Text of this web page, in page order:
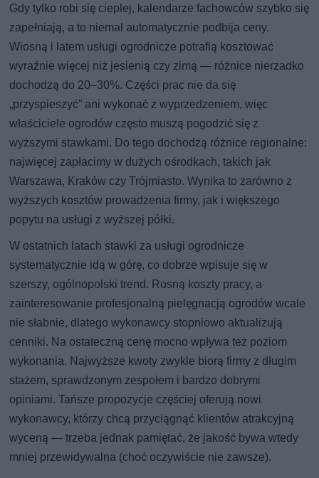
Gdy tylko robi się cieplej, kalendarze fachowców szybko się
zapełniają, a to niemal automatycznie podbija ceny.
Wiosną i latem usługi ogrodnicze potrafią kosztować
wyraźnie więcej niż jesienią czy zimą — różnice nierzadko
dochodzą do 20–30%. Części prac nie da się
„przyspieszyć” ani wykonać z wyprzedzeniem, więc
właściciele ogrodów często muszą pogodzić się z
wyższymi stawkami. Do tego dochodzą różnice regionalne:
najwięcej zapłacimy w dużych ośrodkach, takich jak
Warszawa, Kraków czy Trójmiasto. Wynika to zarówno z
wyższych kosztów prowadzenia firmy, jak i większego
popytu na usługi z wyższej półki.
W ostatnich latach stawki za usługi ogrodnicze
systematycznie idą w górę, co dobrze wpisuje się w
szerszy, ogólnopolski trend. Rosną koszty pracy, a
zainteresowanie profesjonalną pielęgnacją ogrodów wcale
nie słabnie, dlatego wykonawcy stopniowo aktualizują
cenniki. Na ostateczną cenę mocno wpływa też poziom
wykonania. Najwyższe kwoty zwykle biorą firmy z długim
stażem, sprawdzonym zespołem i bardzo dobrymi
opiniami. Tańsze propozycje częściej oferują nowi
wykonawcy, którzy chcą przyciągnąć klientów atrakcyjną
wyceną — trzeba jednak pamiętać, że jakość bywa wtedy
mniej przewidywalna (choć oczywiście nie zawsze).